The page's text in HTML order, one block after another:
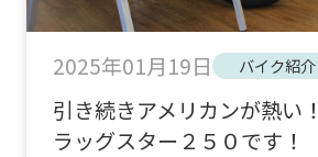
2025年01月19日 バイク紹介
引き続きアメリカンが熱
ラッグスター２５０です！